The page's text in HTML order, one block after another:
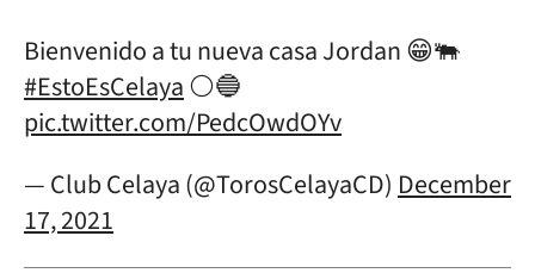
Bienvenido a tu nueva casa Jordan 😁🐃
#EstoEsCelaya⚪️🔵
pic.twitter.com/PedcOwdOYv
— Club Celaya (@TorosCelayaCD) December
17, 2021